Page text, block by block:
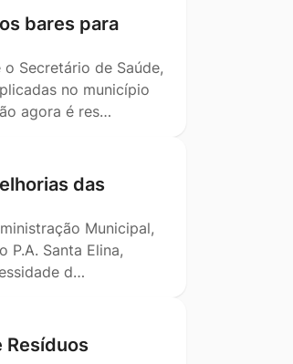
bares para
Secretário de Saúde,
no município
agora é res…
das
Municipal,
Santa Elina,
d…
Resíduos